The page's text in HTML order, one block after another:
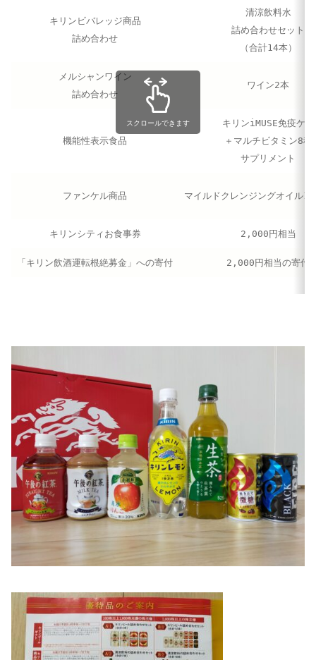
キリンビバレッジ商品
詰め合わせ
清涼飲料水
詰め合わせセット
（合計14本）
メルシャンワイン
詰め合わせ
ワイン2本
機能性表示食品
キリンiMUSE免疫ケア
＋マルチビタミン8種
サプリメント
ファンケル商品 マイルドクレンジングオイル
キリンシティお食事券 2,000円相当
「キリン飲酒運転根絶募金」への寄付 2,000円相当の寄付
スクロールできます